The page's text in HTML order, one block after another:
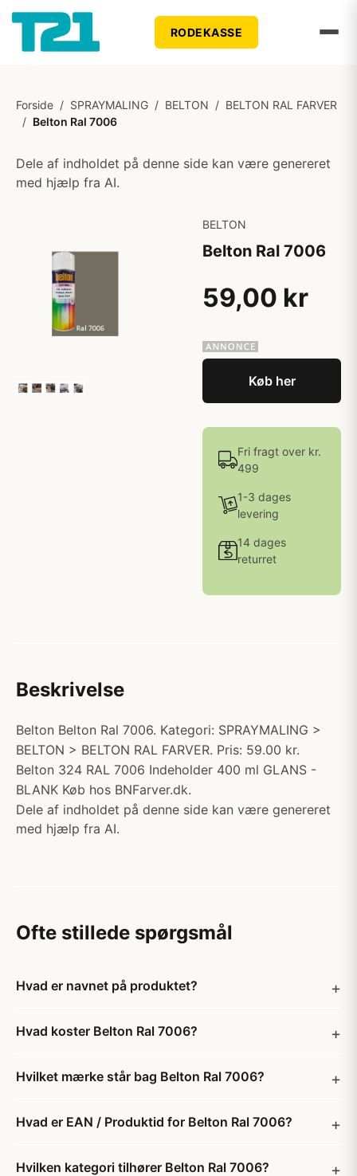
RODEKASSE
Forside / SPRAYMALING / BELTON / BELTON RAL FARVER
/ Belton Ral 7006
Dele af indholdet på denne side kan være genereret
med hjælp fra AI.
BELTON
Belton Ral 7006
59,00 kr
Køb her
Fri fragt over kr.
499
1-3 dages
levering
14 dages
returret
Beskrivelse
Belton Belton Ral 7006. Kategori: SPRAYMALING >
BELTON > BELTON RAL FARVER. Pris: 59.00 kr.
Belton 324 RAL 7006 Indeholder 400 ml GLANS -
BLANK Køb hos BNFarver.dk.
Dele af indholdet på denne side kan være genereret
med hjælp fra AI.
Ofte stillede spørgsmål
Hvad er navnet på produktet?
Hvad koster Belton Ral 7006?
Hvilket mærke står bag Belton Ral 7006?
Hvad er EAN / Produktid for Belton Ral 7006?
Hvilken kategori tilhører Belton Ral 7006?